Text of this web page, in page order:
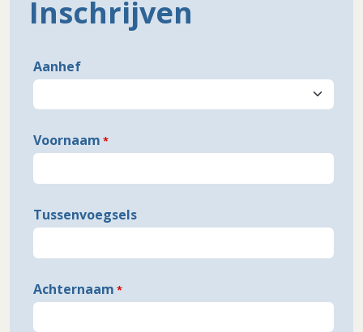
Inschrijven
Freeform
Check
Leave
this
field
Aanhef
Voornaam
Tussenvoegsels
Achternaam